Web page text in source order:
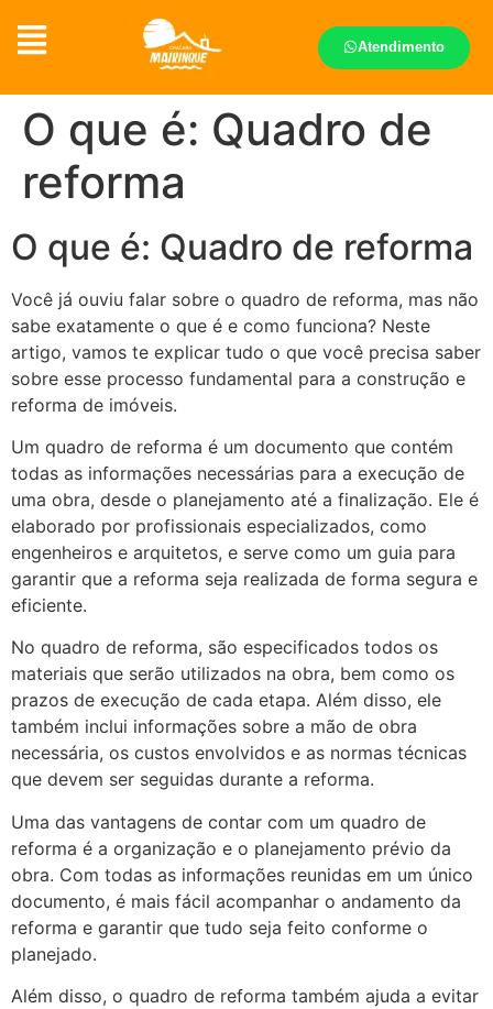
Atendimento
O que é: Quadro de
reforma
O que é: Quadro de reforma
Você já ouviu falar sobre o quadro de reforma, mas não
sabe exatamente o que é e como funciona? Neste
artigo, vamos te explicar tudo o que você precisa saber
sobre esse processo fundamental para a construção e
reforma de imóveis.
Um quadro de reforma é um documento que contém
todas as informações necessárias para a execução de
uma obra, desde o planejamento até a finalização. Ele é
elaborado por profissionais especializados, como
engenheiros e arquitetos, e serve como um guia para
garantir que a reforma seja realizada de forma segura e
eficiente.
No quadro de reforma, são especificados todos os
materiais que serão utilizados na obra, bem como os
prazos de execução de cada etapa. Além disso, ele
também inclui informações sobre a mão de obra
necessária, os custos envolvidos e as normas técnicas
que devem ser seguidas durante a reforma.
Uma das vantagens de contar com um quadro de
reforma é a organização e o planejamento prévio da
obra. Com todas as informações reunidas em um único
documento, é mais fácil acompanhar o andamento da
reforma e garantir que tudo seja feito conforme o
planejado.
Além disso, o quadro de reforma também ajuda a evitar